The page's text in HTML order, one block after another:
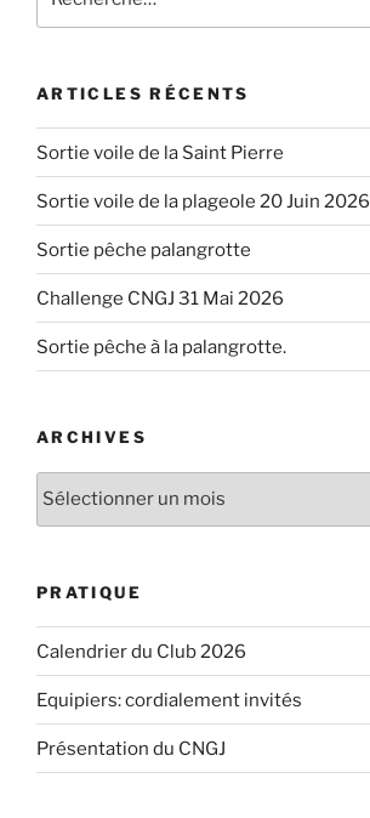
pour
ARTICLES RÉCENTS
Sortie voile de la Saint Pierre
Sortie voile de la plageole 20 Juin 2026
Sortie pêche palangrotte
Challenge CNGJ 31 Mai 2026
Sortie pêche à la palangrotte.
ARCHIVES
Archives
PRATIQUE
Calendrier du Club 2026
Equipiers: cordialement invités
Présentation du CNGJ